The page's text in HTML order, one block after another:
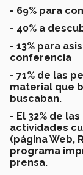
- 69% para
- 40% a
- 13% para
conferencia
- 71% de las
material que
buscaban.
- El 32% de
actividades
(página Web,
programa
prensa.